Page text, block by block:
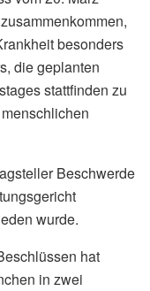
besonders
die geplanten
stattfinden zu
Beschwerde
wurde.
hat
in zwei